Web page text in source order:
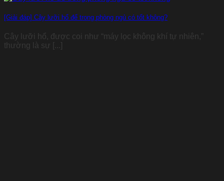
[Giải đáp] Cây lưỡi hổ để trong phòng ngủ có tốt không?
Cây lưỡi hổ, được coi như “máy lọc không khí tự nhiên,”
thường là sự [...]